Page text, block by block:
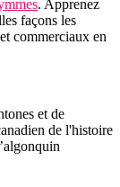
. Apprenez
façons les
commerciaux en
et de
de l'histoire